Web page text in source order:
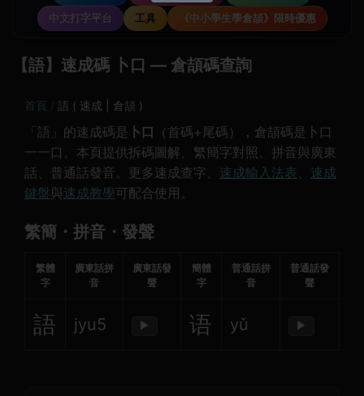
中文打字平台
工具 《中小學生學倉頡》限時優惠
【語】速成碼 卜口 — 倉頡碼查詢
首頁 語 ( 速成 | 倉頡 )
「語」的速成碼是 卜口 （首碼+尾碼），倉頡碼是卜口
一一口。本頁提供拆碼圖解、繁簡字對照、拼音與廣東
話、普通話發音。更多速成查字、 速成輸入法表、 速成
鍵盤與速成教學可配合使用。
繁簡・拼音・發聲
繁體
字
廣東話拼
音
廣東話發
聲
簡體
字
普通話拼
音
普通話發
聲
語 jyu5 ▶ 语 yǔ ▶